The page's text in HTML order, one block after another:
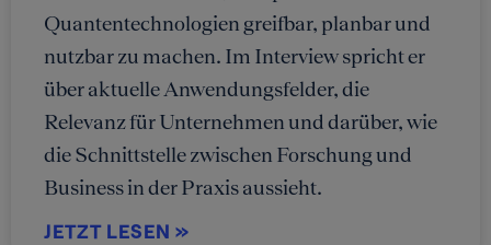
Quantentechnologien greifbar, planbar und
nutzbar zu machen. Im Interview spricht er
über aktuelle Anwendungsfelder, die
Relevanz für Unternehmen und darüber, wie
die Schnittstelle zwischen Forschung und
Business in der Praxis aussieht.
JETZT LESEN »